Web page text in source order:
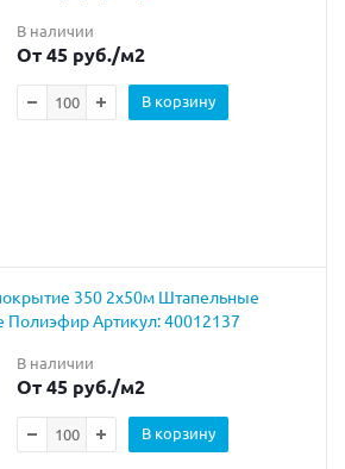
В наличии
От 45 руб./м2
В корзину
350 2х50м Штапельные
Полиэфир Артикул: 40012137
В наличии
От 45 руб./м2
В корзину